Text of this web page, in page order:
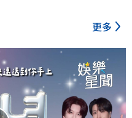
更多